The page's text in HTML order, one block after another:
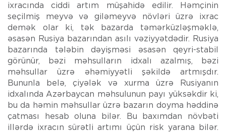
ixracında ciddi artım müşahidə edilir. Həmçinin
seçilmiş meyvə və giləmeyvə növləri üzrə ixrac
demək olar ki, tək bazarda təmərküzləşməklə,
əsasən Rusiya bazarından asılı vəziyyətdədir. Rusiya
bazarında tələbin dəyişməsi əsasən qeyri-stabil
görünür, bəzi məhsulların idxalı azalmış, bəzi
məhsullar üzrə əhəmiyyətli şəkildə artmışdır.
Bununla belə, çiyələk və xurma üzrə Rusiyanın
idxalında Azərbaycan məhsulunun payı yüksəkdir ki,
bu da həmin məhsullar üzrə bazarın doyma həddinə
çatması hesab oluna bilər. Bu baxımdan növbəti
illərdə ixracın sürətli artımı üçün risk yarana bilər.